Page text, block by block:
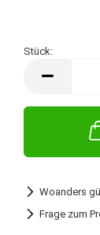
Stück:
Woanders
Frage zum